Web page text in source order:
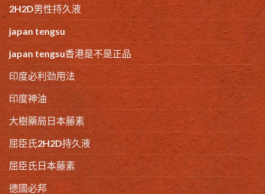
2H2D男性持久液
japan tengsu
japan tengsu香港是不是正品
印度必利劲用法
印度神油
大樹藥局日本藤素
屈臣氏2H2D持久液
屈臣氏日本藤素
德國必邦